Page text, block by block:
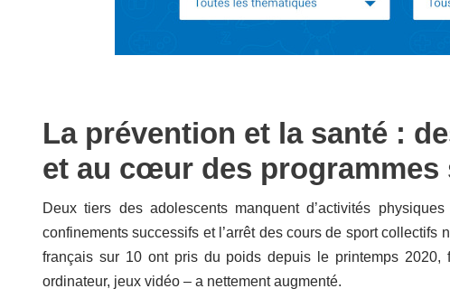
La prévention et la santé :
et au cœur des programmes
Deux tiers des adolescents manquent d’activités
confinements successifs et l’arrêt des cours de sport
français sur 10 ont pris du poids depuis le printemps 2020,
ordinateur, jeux vidéo – a nettement augmenté.